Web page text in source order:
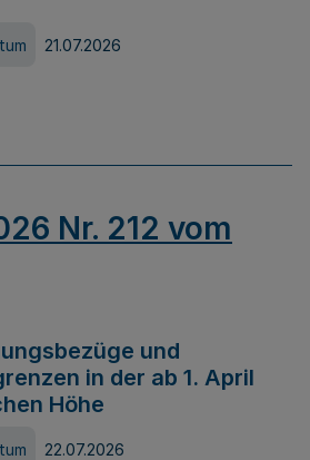
21.07.2026
Nr. 212 vom
und
in der ab 1. April
Höhe
22.07.2026